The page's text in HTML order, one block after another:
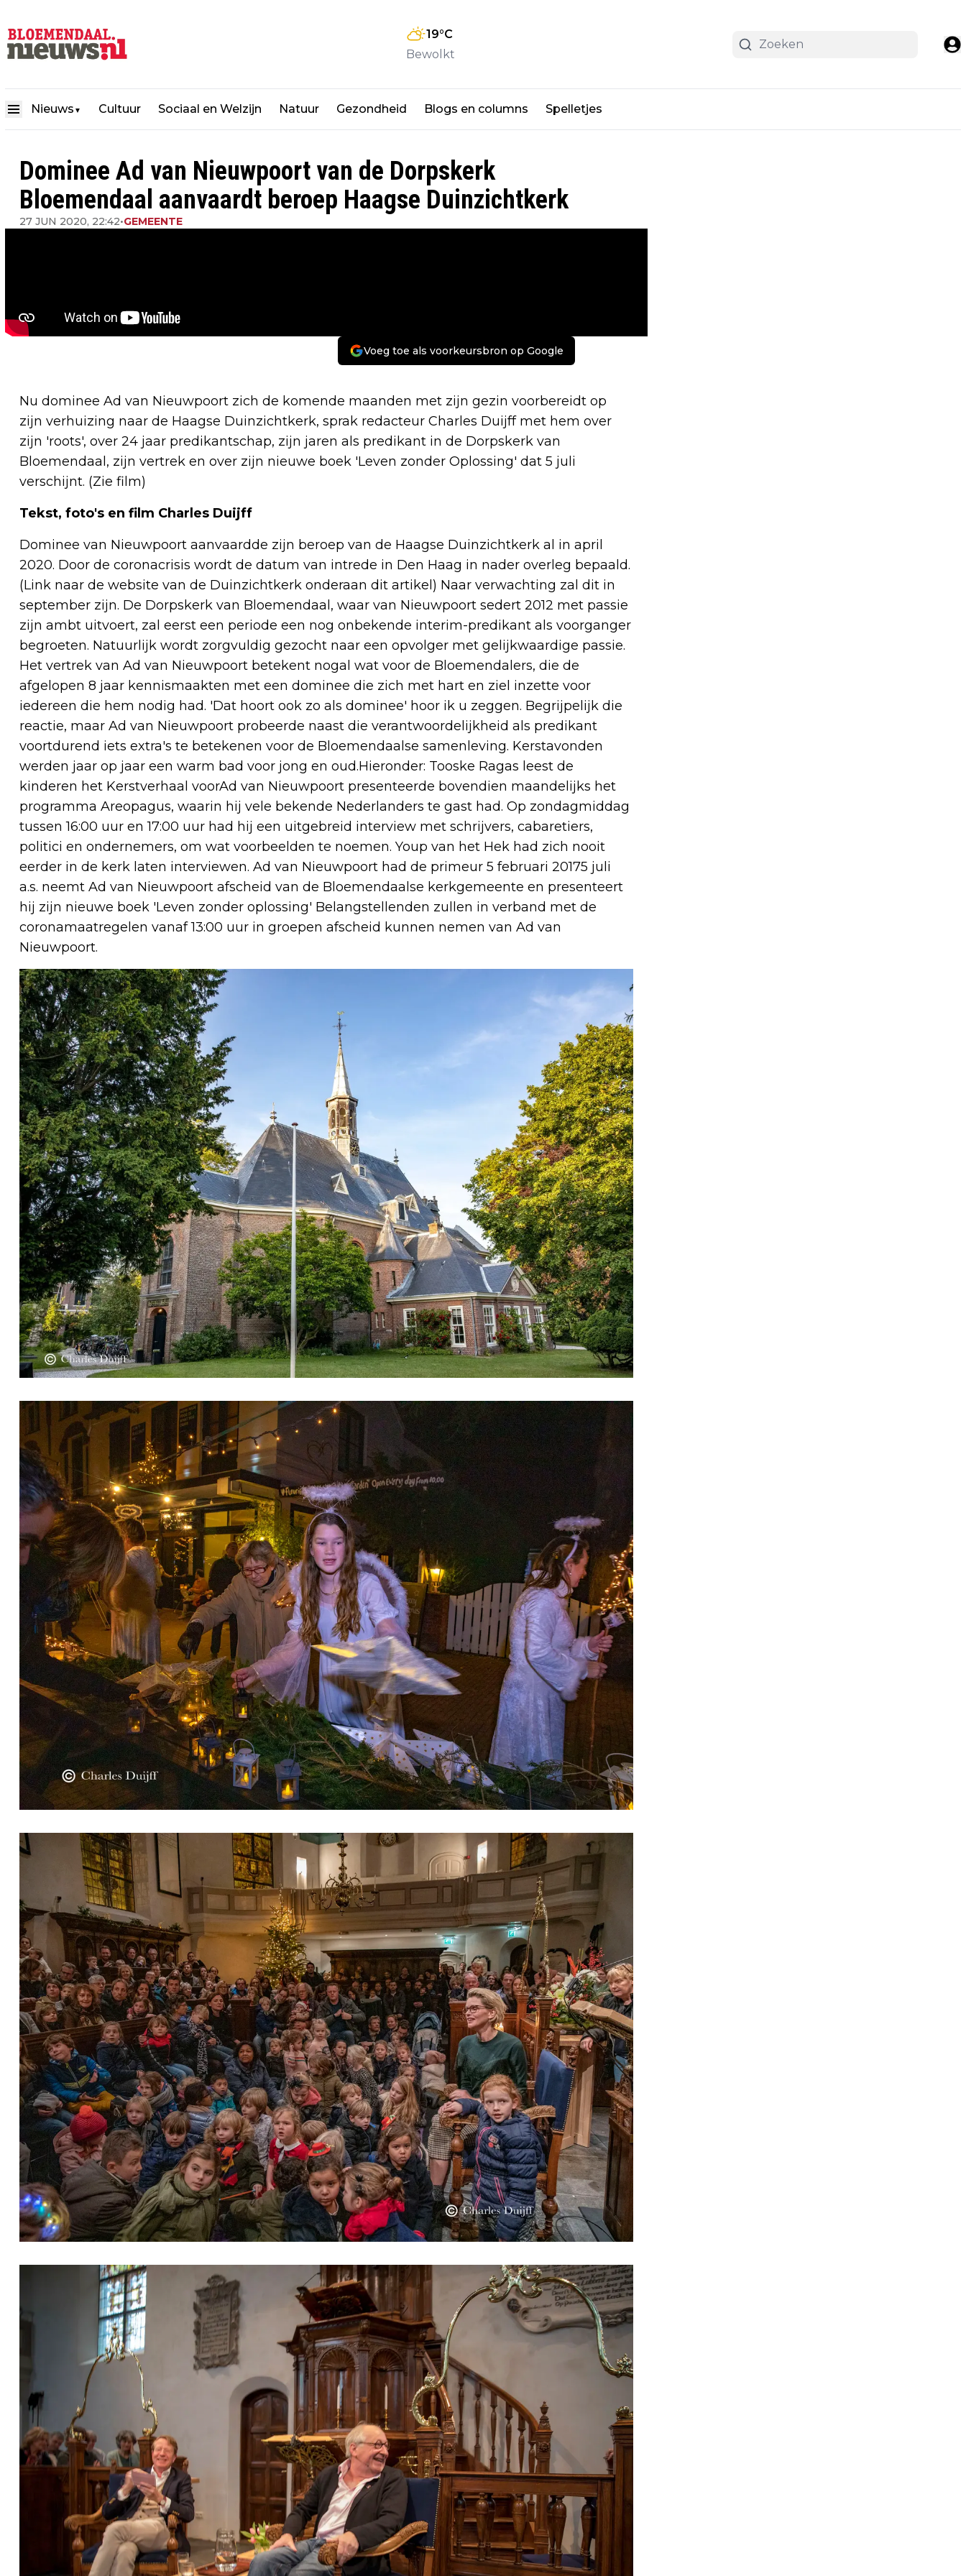
19°C
Bewolkt
Nieuws ▼ Cultuur Sociaal en Welzijn Natuur Gezondheid Blogs en columns Spelletjes
Dominee Ad van Nieuwpoort van de Dorpskerk
Bloemendaal aanvaardt beroep Haagse Duinzichtkerk
27 JUN 2020, 22:42•GEMEENTE
Voeg toe als voorkeursbron op Google
Nu dominee Ad van Nieuwpoort zich de komende maanden met zijn gezin voorbereidt op
zijn verhuizing naar de Haagse Duinzichtkerk, sprak redacteur Charles Duijff met hem over
zijn 'roots', over 24 jaar predikantschap, zijn jaren als predikant in de Dorpskerk van
Bloemendaal, zijn vertrek en over zijn nieuwe boek 'Leven zonder Oplossing' dat 5 juli
verschijnt. (Zie film)
Tekst, foto's en film Charles Duijff
Dominee van Nieuwpoort aanvaardde zijn beroep van de Haagse Duinzichtkerk al in april
2020. Door de coronacrisis wordt de datum van intrede in Den Haag in nader overleg bepaald.
(Link naar de website van de Duinzichtkerk onderaan dit artikel) Naar verwachting zal dit in
september zijn. De Dorpskerk van Bloemendaal, waar van Nieuwpoort sedert 2012 met passie
zijn ambt uitvoert, zal eerst een periode een nog onbekende interim-predikant als voorganger
begroeten. Natuurlijk wordt zorgvuldig gezocht naar een opvolger met gelijkwaardige passie.
Het vertrek van Ad van Nieuwpoort betekent nogal wat voor de Bloemendalers, die de
afgelopen 8 jaar kennismaakten met een dominee die zich met hart en ziel inzette voor
iedereen die hem nodig had. 'Dat hoort ook zo als dominee' hoor ik u zeggen. Begrijpelijk die
reactie, maar Ad van Nieuwpoort probeerde naast die verantwoordelijkheid als predikant
voortdurend iets extra's te betekenen voor de Bloemendaalse samenleving. Kerstavonden
werden jaar op jaar een warm bad voor jong en oud.Hieronder: Tooske Ragas leest de
kinderen het Kerstverhaal voorAd van Nieuwpoort presenteerde bovendien maandelijks het
programma Areopagus, waarin hij vele bekende Nederlanders te gast had. Op zondagmiddag
tussen 16:00 uur en 17:00 uur had hij een uitgebreid interview met schrijvers, cabaretiers,
politici en ondernemers, om wat voorbeelden te noemen. Youp van het Hek had zich nooit
eerder in de kerk laten interviewen. Ad van Nieuwpoort had de primeur 5 februari 20175 juli
a.s. neemt Ad van Nieuwpoort afscheid van de Bloemendaalse kerkgemeente en presenteert
hij zijn nieuwe boek 'Leven zonder oplossing' Belangstellenden zullen in verband met de
coronamaatregelen vanaf 13:00 uur in groepen afscheid kunnen nemen van Ad van
Nieuwpoort.